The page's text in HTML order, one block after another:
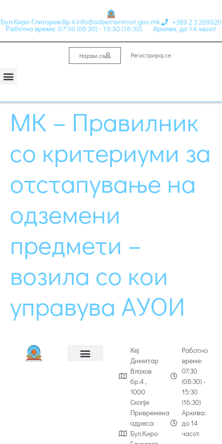
Бул.Киро Глигоров бр.4 info@odzemenimot.gov.mk +389 2 3 209920
Работно време: 07:30 (08:30) - 15:30 (16:30) Архива: до 14 часот
Најави се Регистрирај се
МК – Правилник
со критериуми за
отстапување на
одземени
предмети –
возила со кои
управува АУОИ
Кеј
Димитар
Влахов
бр.4 ,
1000
Скопје
Привремена
адреса:
Бул.Киро
Работно
време:
07:30
(08:30) -
15:30
(16:30)
Архива:
до 14
часот